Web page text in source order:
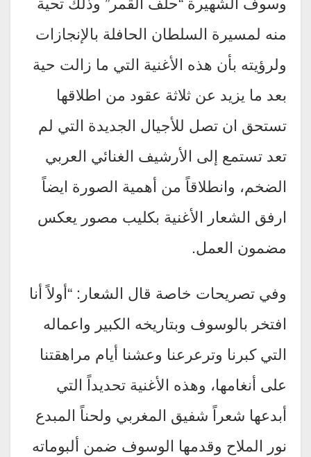
منه لمسيرة السلطان الحافلة بالإنجازات
ولرؤيته بأن هذه الأغنية التي ما زالت حية
بعد ما يزيد عن ثلاثة عقود من اطلاقها
تستحق ان تصل للأجيال الجديدة التي لم
تعد تستمع إلى الأرشيف الغنائي العربي
الضخم، وانطلاقاً من أهمية الصورة ايضاً
ارفق الشعار الأغنية بكليب مصور يعكس
مضمون العمل.
وفي تصريحات خاصة قال الشعار: “أولاً أنا
افتخر بالوسوف وبتاريخه الكبير واعماله
التي كبرنا وترعرعنا وعشنا أيام مراهقتنا
على أنغامها، وهذه الأغنية تحديداً التي
أبدعها شعراً شفيق المغربي ولحناً المبدع
نور الملاح وقدمها الوسوف ضمن ألبوماته